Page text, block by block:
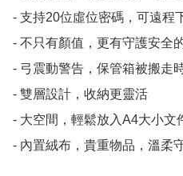
- 支持20位虛位密碼，可遠程
- 不只有顏值，更有守護安全
- 弓震動警告，保管箱被搬走
- 雙層設計，收納更靈活
- 大空間，輕鬆放入A4大小文
- 內置絨布，貴重物品，溫柔